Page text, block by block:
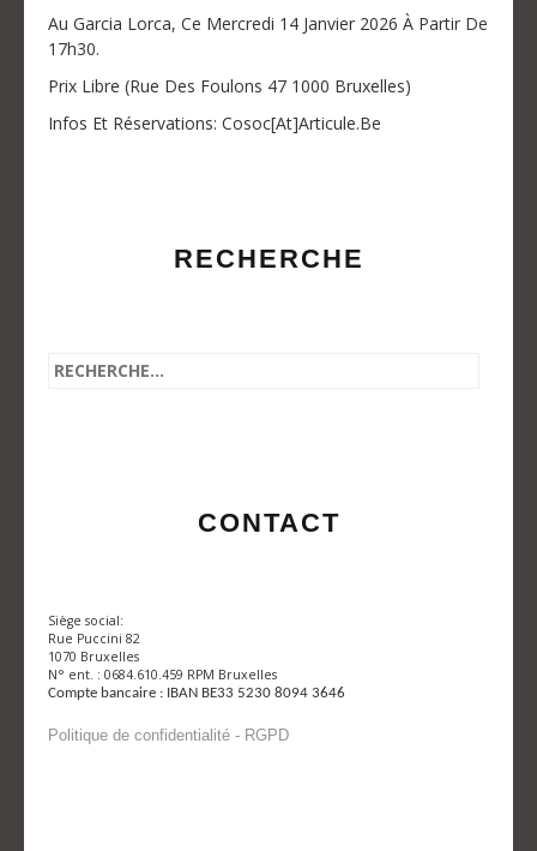
Au Garcia Lorca, Ce Mercredi 14 Janvier 2026 À Partir De
17h30.
Prix Libre (Rue Des Foulons 47 1000 Bruxelles)
Infos Et Réservations: Cosoc[at]articule.be
RECHERCHE
CONTACT
Siège social:
Rue Puccini 82
1070 Bruxelles
N° ent. : 0684.610.459 RPM Bruxelles
Compte bancaire : IBAN BE33 5230 8094 3646
Politique de confidentialité - RGPD